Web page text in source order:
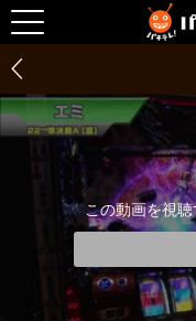
この動画を視聴